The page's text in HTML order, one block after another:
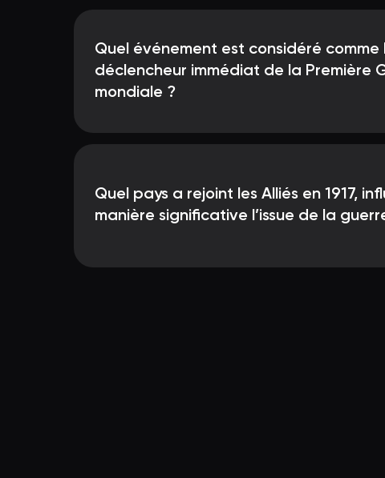
Quel événement est considéré comme
déclencheur immédiat de la Première
mondiale ?
Quel pays a rejoint les Alliés en 1917,
manière significative l’issue de la